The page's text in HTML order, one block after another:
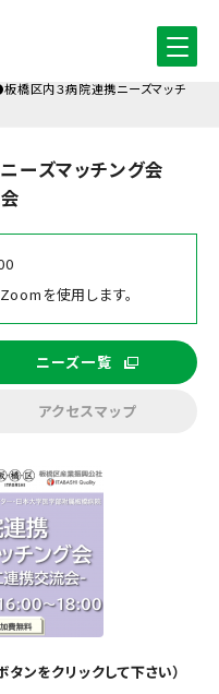
橋区内３病院連携ニーズマッチ
ズマッチング会
を使用します。
ニーズ一覧
アクセスマップ
ンをクリックして下さい）